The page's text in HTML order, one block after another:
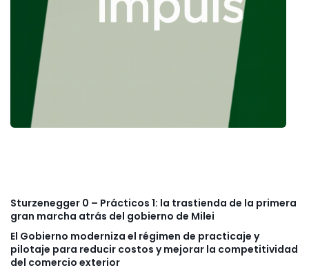
Sturzenegger 0 – Prácticos 1: la trastienda de la primera
gran marcha atrás del gobierno de Milei
El Gobierno moderniza el régimen de practicaje y
pilotaje para reducir costos y mejorar la competitividad
del comercio exterior